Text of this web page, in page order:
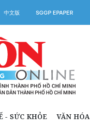
中文版 SGGP EPAPER
- SỨC KHỎE VĂN HÓA